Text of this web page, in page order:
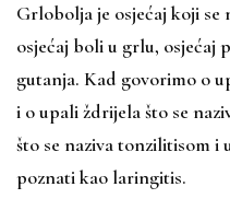
Grlobolja je osjećaj koji se
osjećaj boli u grlu, osjećaj
gutanja. Kad govorimo o
i o upali ždrijela što se
što se naziva tonzilitisom i
poznati kao laringitis.